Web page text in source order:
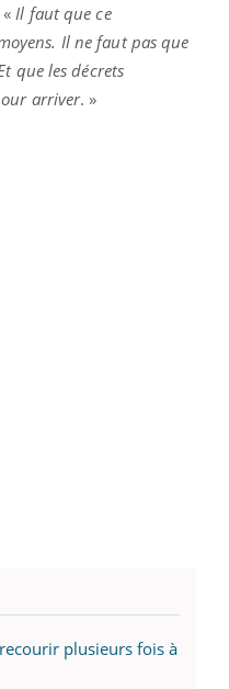
Il faut que ce
Il ne faut pas que
que les décrets
arriver. »
plusieurs fois à